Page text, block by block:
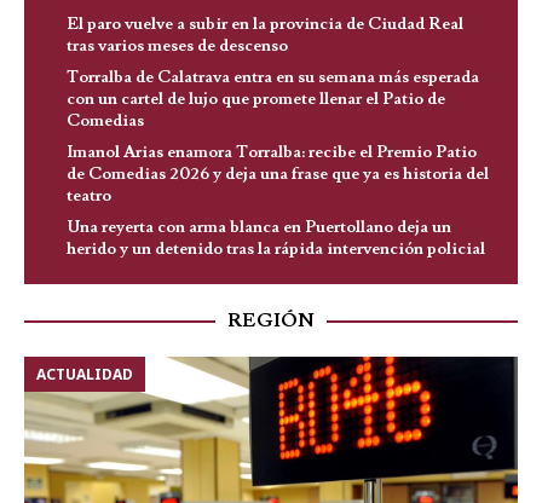
El paro vuelve a subir en la provincia de Ciudad Real
tras varios meses de descenso
Torralba de Calatrava entra en su semana más esperada
con un cartel de lujo que promete llenar el Patio de
Comedias
Imanol Arias enamora Torralba: recibe el Premio Patio
de Comedias 2026 y deja una frase que ya es historia del
teatro
Una reyerta con arma blanca en Puertollano deja un
herido y un detenido tras la rápida intervención policial
REGIÓN
ACTUALIDAD